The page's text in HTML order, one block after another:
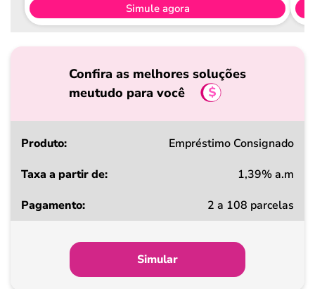
Simule agora
Confira as melhores soluções
meutudo para você
Produto
a
Empréstimo Consignado
1,39% a.m
2 a 108 parcelas
Simular